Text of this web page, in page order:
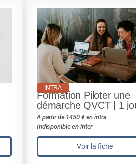
INTRA
Formation Piloter une
démarche QVCT | 1
A partir de 1450 € en intra
Indisponible en inter
Voir la fiche